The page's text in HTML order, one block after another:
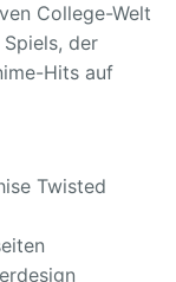
College-Welt
der
Hits auf
Twisted